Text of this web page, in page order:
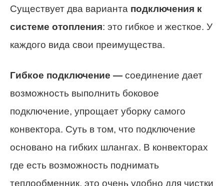
Существует два варианта подключения к
системе отопления: это гибкое и жесткое. У
каждого вида свои преимущества.
Гибкое подключение — соединение дает
возможность выполнить боковое
подключение, упрощает уборку самого
конвектора. Суть в том, что подключение
основано на гибких шлангах. В конвекторах
где есть возможность поднимать
теплообменник, это очень удобно для чистки